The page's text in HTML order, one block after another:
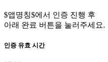
$앱명칭$에서 인증 진행 후
아래 완료 버튼을 눌러주세요.
인증 유효 시간